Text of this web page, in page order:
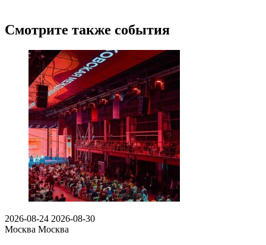
Смотрите также события
2026-08-24 2026-08-30
Москва Москва